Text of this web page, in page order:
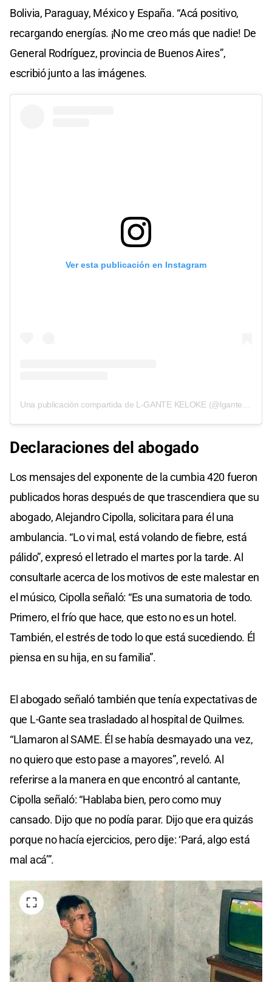
Bolivia, Paraguay, México y España. “Acá positivo,
recargando energías. ¡No me creo más que nadie! De
General Rodríguez, provincia de Buenos Aires”,
escribió junto a las imágenes.
Ver esta publicación en Instagram
Declaraciones del abogado
Los mensajes del exponente de la cumbia 420 fueron
publicados horas después de que trascendiera que su
abogado, Alejandro Cipolla, solicitara para él una
ambulancia. “Lo vi mal, está volando de fiebre, está
pálido”, expresó el letrado el martes por la tarde. Al
consultarle acerca de los motivos de este malestar en
el músico, Cipolla señaló: “Es una sumatoria de todo.
Primero, el frío que hace, que esto no es un hotel.
También, el estrés de todo lo que está sucediendo. Él
piensa en su hija, en su familia”.
El abogado señaló también que tenía expectativas de
que L-Gante sea trasladado al hospital de Quilmes.
“Llamaron al SAME. Él se había desmayado una vez,
no quiero que esto pase a mayores”, reveló. Al
referirse a la manera en que encontró al cantante,
Cipolla señaló: “Hablaba bien, pero como muy
cansado. Dijo que no podía parar. Dijo que era quizás
porque no hacía ejercicios, pero dije: ‘Pará, algo está
mal acá’”.